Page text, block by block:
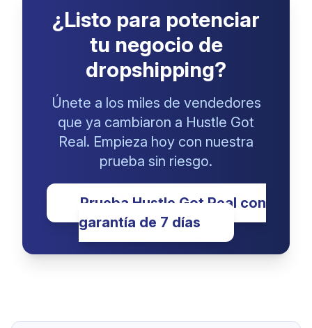
¿Listo para potenciar
tu negocio de
dropshipping?
Únete a los miles de vendedores